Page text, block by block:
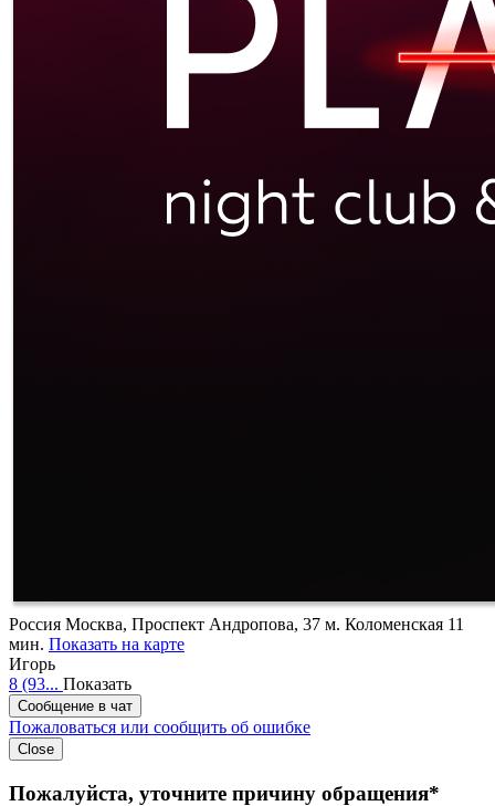
Россия Москва, Проспект Андропова, 37 м. Коломенская 11
мин. Показать на карте
Игорь
8 (93... Показать
Сообщение в чат
Пожаловаться или сообщить об ошибке
Close
Пожалуйста, уточните причину обращения*